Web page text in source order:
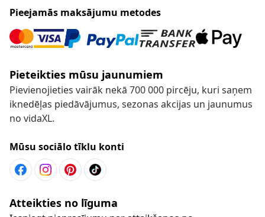
Pieejamās maksājumu metodes
Pieteikties mūsu jaunumiem
Pievienojieties vairāk nekā 700 000 pircēju, kuri saņem
iknedēļas piedāvājumus, sezonas akcijas un jaunumus
no vidaXL.
Mūsu sociālo tīklu konti
Atteikties no līguma